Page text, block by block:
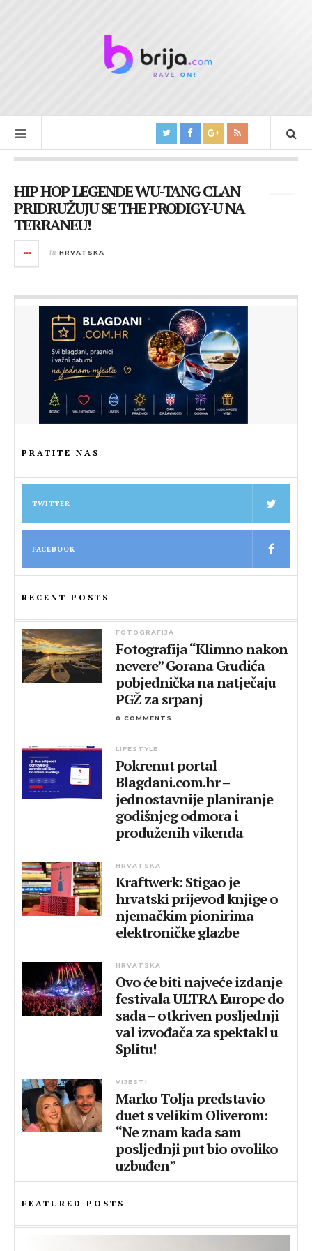
HIP HOP LEGENDE WU-TANG CLAN
PRIDRUŽUJU SE THE PRODIGY-U NA
TERRANEU!
in HRVATSKA
PRATITE NAS
TWITTER
FACEBOOK
RECENT POSTS
FOTOGRAFIJA
Fotografija “Klimno nakon
nevere” Gorana Grudića
pobjednička na natječaju
PGŽ za srpanj
0 COMMENTS
LIFESTYLE
Pokrenut portal
Blagdani.com.hr –
jednostavnije planiranje
godišnjeg odmora i
produženih vikenda
HRVATSKA
Kraftwerk: Stigao je
hrvatski prijevod knjige o
njemačkim pionirima
elektroničke glazbe
HRVATSKA
Ovo će biti najveće izdanje
festivala ULTRA Europe do
sada – otkriven posljednji
val izvođača za spektakl u
Splitu!
VIJESTI
Marko Tolja predstavio
duet s velikim Oliverom:
“Ne znam kada sam
posljednji put bio ovoliko
uzbuđen”
FEATURED POSTS